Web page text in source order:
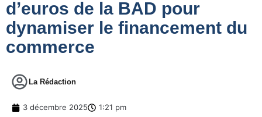
d’euros de la BAD pour
dynamiser le financement du
commerce
La Rédaction
3 décembre 2025 1:21 pm